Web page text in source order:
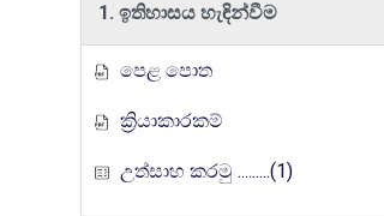
1. ඉතිහාසය හැඳින්වීම
පෙළ පොත
ක්‍රියාකාරකම්
උත්සාහ කරමු .........(1)